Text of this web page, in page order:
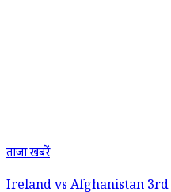
ताजा खबरें
Ireland vs Afghanistan